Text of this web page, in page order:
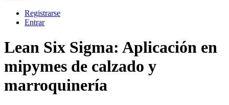
Registrarse
Entrar
Lean Six Sigma: Aplicación en
mipymes de calzado y
marroquinería